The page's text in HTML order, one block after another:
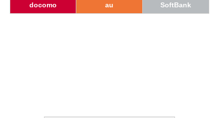
docomo au SoftBank